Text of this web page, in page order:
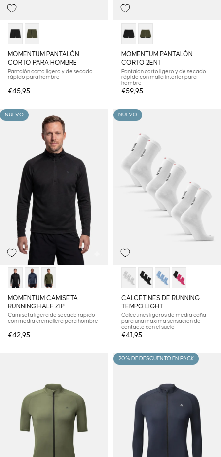
MOMENTUM PANTALÓN
CORTO PARA HOMBRE
Pantalón corto ligero y de secado
rápido para hombre
€45,95
MOMENTUM PANTALÓN
CORTO 2EN1
Pantalón corto ligero y de secado
rápido con malla interior para
hombre
€59,95
NUEVO
MOMENTUM CAMISETA
RUNNING HALF ZIP
Camiseta ligera de secado rápido
con media cremallera para hombre
€42,95
NUEVO
CALCETINES DE RUNNING
TEMPO LIGHT
Calcetines ligeros de media caña
para una máxima sensación de
contacto con el suelo
€41,95
20% DE DESCUENTO EN PACK